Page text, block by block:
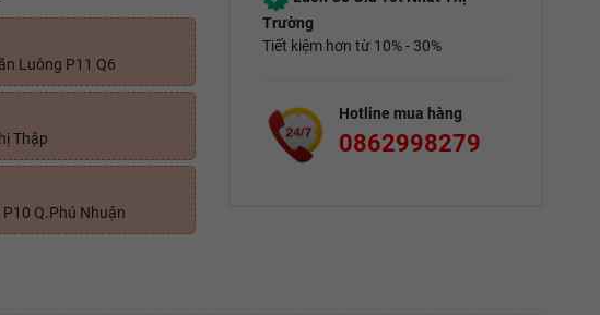
Luông P11 Q6
Thập
Q.Phú Nhuận
Trường
Tiết kiệm hơn từ 10% - 30%
Hotline mua hàng
0862998279